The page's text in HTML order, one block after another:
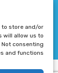
to store and/or
will allow us to
consenting
and functions.
חומר חדש